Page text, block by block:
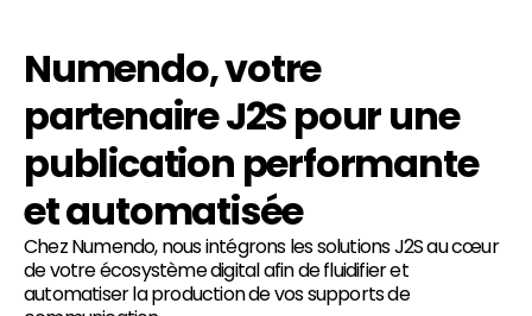
Numendo, votre
partenaire J2S pour une
publication performante
et automatisée
Chez Numendo, nous intégrons les solutions J2S au cœur
de votre écosystème digital afin de fluidifier et
automatiser la production de vos supports de